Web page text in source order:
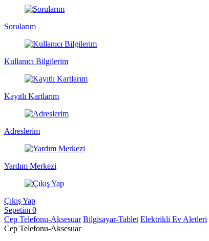
Sorularım
Kullanıcı Bilgilerim
Kayıtlı Kartlarım
Adreslerim
Yardım Merkezi
Çıkış Yap
Sepetim 0
Cep Telefonu-Aksesuar Bilgisayar-Tablet Elektrikli Ev Aletleri
Cep Telefonu-Aksesuar